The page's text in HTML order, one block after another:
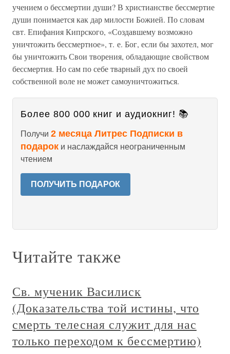
учением о бессмертии души? В христианстве бессмертие
души понимается как дар милости Божией. По словам
свт. Епифания Кипрского, «Создавшему возможно
уничтожить бессмертное», т. е. Бог, если бы захотел, мог
бы уничтожить Свои творения, обладающие свойством
бессмертия. Но сам по себе тварный дух по своей
собственной воле не может самоуничтожиться.
Более 800 000 книг и аудиокниг! 📚
Получи 2 месяца Литрес Подписки в
подарок и наслаждайся неограниченным
чтением
ПОЛУЧИТЬ ПОДАРОК
Читайте также
Св. мученик Василиск
(Доказательства той истины, что
смерть телесная служит для нас
только переходом к бессмертию)